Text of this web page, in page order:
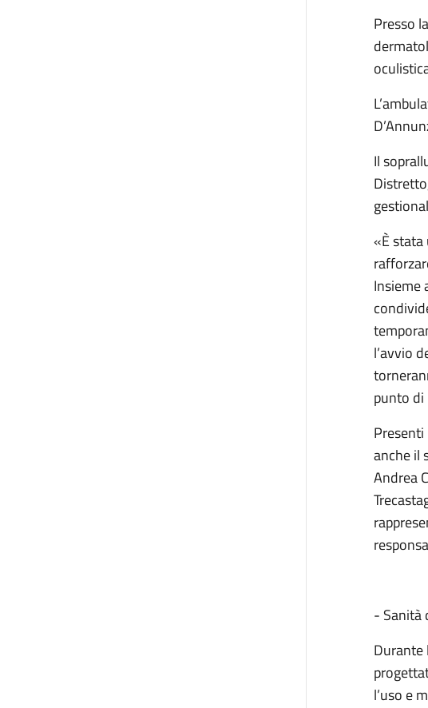
Presso
Il
«È
Insieme
l’avvio
punto di
Presenti
anche il
Andrea
- Sanità
Durante
l’uso e